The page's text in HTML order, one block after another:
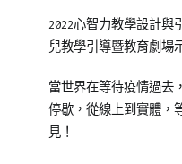
2022心智力教學設計與
兒教學引導暨教育劇場
當世界在等待疫情過去
停歇，從線上到實體，
見！